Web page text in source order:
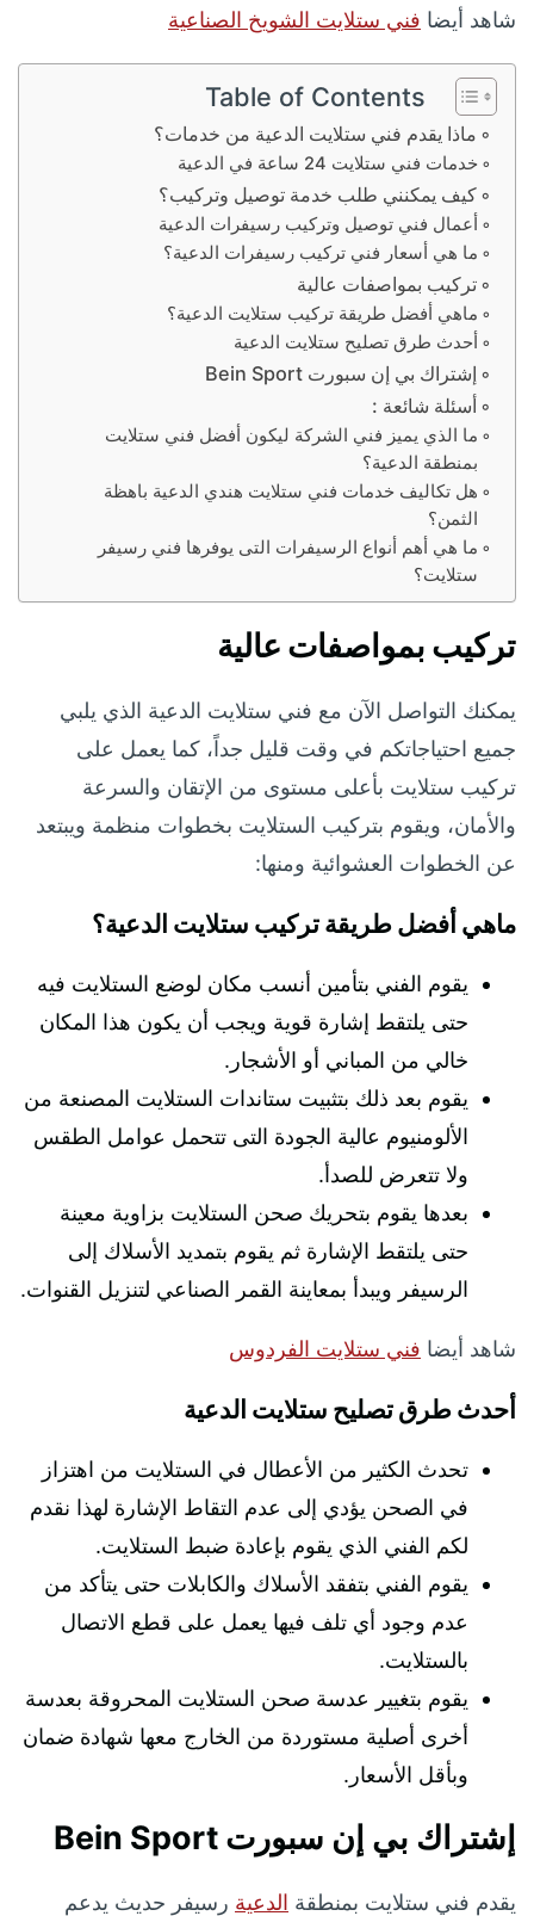
شاهد أيضا فني ستلايت الشويخ الصناعية
Table of Contents
ماذا يقدم فني ستلايت الدعية من خدمات؟
خدمات فني ستلايت 24 ساعة في الدعية
كيف يمكنني طلب خدمة توصيل وتركيب؟
أعمال فني توصيل وتركيب رسيفرات الدعية
ما هي أسعار فني تركيب رسيفرات الدعية؟
تركيب بمواصفات عالية
ماهي أفضل طريقة تركيب ستلايت الدعية؟
أحدث طرق تصليح ستلايت الدعية
إشتراك بي إن سبورت Bein Sport
أسئلة شائعة :
ما الذي يميز فني الشركة ليكون أفضل فني ستلايت
بمنطقة الدعية؟
هل تكاليف خدمات فني ستلايت هندي الدعية باهظة
الثمن؟
ما هي أهم أنواع الرسيفرات التى يوفرها فني رسيفر
ستلايت؟
تركيب بمواصفات عالية
يمكنك التواصل الآن مع فني ستلايت الدعية الذي يلبي
جميع احتياجاتكم في وقت قليل جداً، كما يعمل على
تركيب ستلايت بأعلى مستوى من الإتقان والسرعة
والأمان، ويقوم بتركيب الستلايت بخطوات منظمة ويبتعد
عن الخطوات العشوائية ومنها:
ماهي أفضل طريقة تركيب ستلايت الدعية؟
يقوم الفني بتأمين أنسب مكان لوضع الستلايت فيه
حتى يلتقط إشارة قوية ويجب أن يكون هذا المكان
خالي من المباني أو الأشجار.
يقوم بعد ذلك بتثبيت ستاندات الستلايت المصنعة من
الألومنيوم عالية الجودة التى تتحمل عوامل الطقس
ولا تتعرض للصدأ.
بعدها يقوم بتحريك صحن الستلايت بزاوية معينة
حتى يلتقط الإشارة ثم يقوم بتمديد الأسلاك إلى
الرسيفر ويبدأ بمعاينة القمر الصناعي لتنزيل القنوات.
شاهد أيضا فني ستلايت الفردوس
أحدث طرق تصليح ستلايت الدعية
تحدث الكثير من الأعطال في الستلايت من اهتزاز
في الصحن يؤدي إلى عدم التقاط الإشارة لهذا نقدم
لكم الفني الذي يقوم بإعادة ضبط الستلايت.
يقوم الفني بتفقد الأسلاك والكابلات حتى يتأكد من
عدم وجود أي تلف فيها يعمل على قطع الاتصال
بالستلايت.
يقوم بتغيير عدسة صحن الستلايت المحروقة بعدسة
أخرى أصلية مستوردة من الخارج معها شهادة ضمان
وبأقل الأسعار.
إشتراك بي إن سبورت Bein Sport
يقدم فني ستلايت بمنطقة الدعية رسيفر حديث يدعم